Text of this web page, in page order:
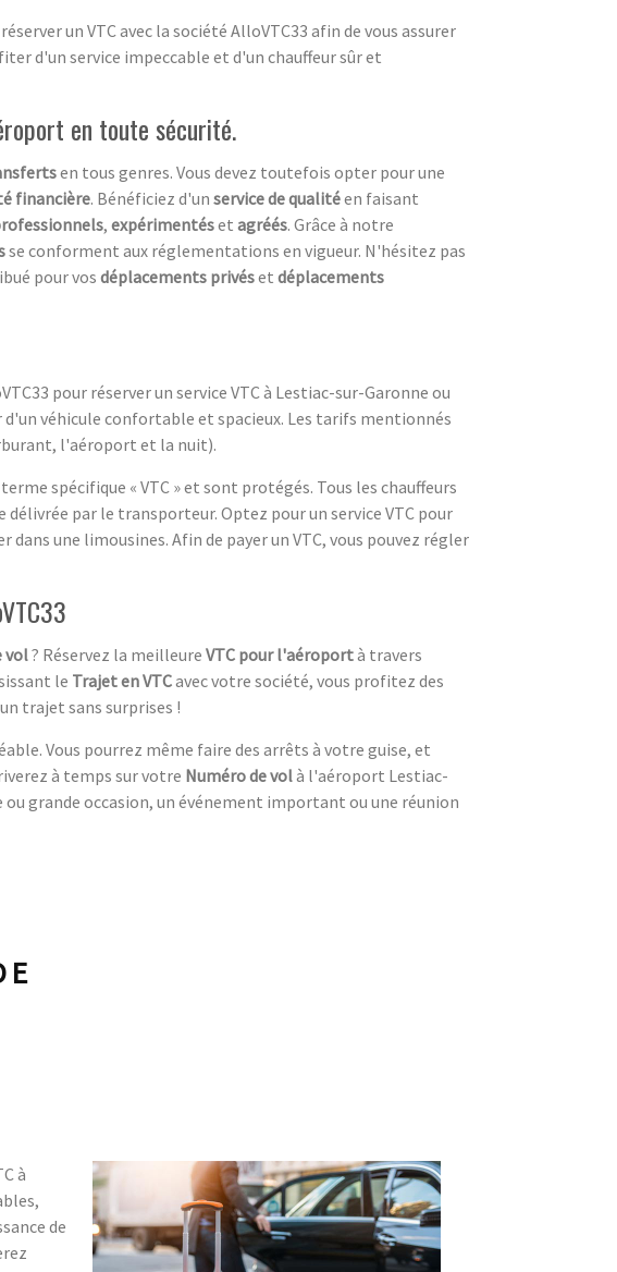
un VTC avec la société AlloVTC33 afin de vous assurer
d'un service impeccable et d'un chauffeur sûr et
en toute sécurité.
en tous genres. Vous devez toutefois opter pour une
financière. Bénéficiez d'un service de qualitéen faisant
, expérimentéset agréés. Grâce à notre
se conforment aux réglementations en vigueur. N'hésitez pas
pour vosdéplacements privéset déplacements
pour réserver un service VTC à Lestiac-sur-Garonne ou
véhicule confortable et spacieux. Les tarifs mentionnés
l'aéroport et la nuit).
spécifique « VTC » et sont protégés. Tous les chauffeurs
par le transporteur. Optez pour un service VTC pour
une limousines. Afin de payer un VTC, vous pouvez régler
vol? Réservez la meilleure VTC pour l'aéroportà travers
le Trajet en VTCavec votre société, vous profitez des
trajet sans surprises !
Vous pourrez même faire des arrêts à votre guise, et
à temps sur votre Numéro de volà l'aéroport Lestiac-
grande occasion, un événement important ou une réunion
à
de